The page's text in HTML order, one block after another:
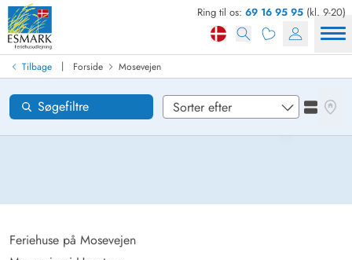
Ring til os: 69 16 95 95 (kl. 9-20)
Tilbage | Forside Mosevejen
Mosevejen
Feriehuse på Mosevejen
Søgefiltre
Se
Find sommerhus
Ankomst
Områder